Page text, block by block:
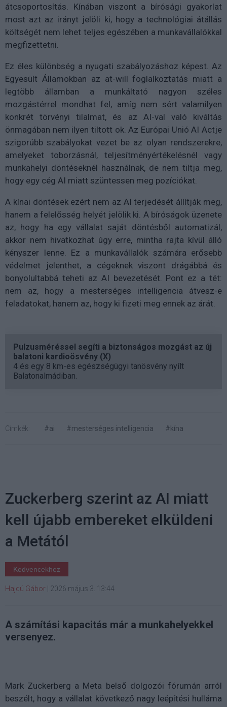
átcsoportosítás. Kínában viszont a bírósági gyakorlat
most azt az irányt jelöli ki, hogy a technológiai átállás
költségét nem lehet teljes egészében a munkavállalókkal
megfizettetni.
Ez éles különbség a nyugati szabályozáshoz képest. Az
Egyesült Államokban az at-will foglalkoztatás miatt a
legtöbb államban a munkáltató nagyon széles
mozgástérrel mondhat fel, amíg nem sért valamilyen
konkrét törvényi tilalmat, és az AI-val való kiváltás
önmagában nem ilyen tiltott ok. Az Európai Unió AI Actje
szigorúbb szabályokat vezet be az olyan rendszerekre,
amelyeket toborzásnál, teljesítményértékelésnél vagy
munkahelyi döntéseknél használnak, de nem tiltja meg,
hogy egy cég AI miatt szüntessen meg pozíciókat.
A kínai döntések ezért nem az AI terjedését állítják meg,
hanem a felelősség helyét jelölik ki. A bíróságok üzenete
az, hogy ha egy vállalat saját döntésből automatizál,
akkor nem hivatkozhat úgy erre, mintha rajta kívül álló
kényszer lenne. Ez a munkavállalók számára erősebb
védelmet jelenthet, a cégeknek viszont drágábbá és
bonyolultabbá teheti az AI bevezetését. Pont ez a tét:
nem az, hogy a mesterséges intelligencia átvesz-e
feladatokat, hanem az, hogy ki fizeti meg ennek az árát.
Pulzusméréssel segíti a biztonságos mozgást az új
balatoni kardioösvény (X)
4 és egy 8 km-es egészségügyi tanösvény nyílt
Balatonalmádiban.
Címkék: #ai #mesterséges intelligencia #kína
Zuckerberg szerint az AI miatt
kell újabb embereket elküldeni
a Metától
Kedvencekhez
Hajdú Gábor 2026 május 3. 13:44
A számítási kapacitás már a munkahelyekkel
versenyez.
Mark Zuckerberg a Meta belső dolgozói fórumán arról
beszélt, hogy a vállalat következő nagy leépítési hulláma